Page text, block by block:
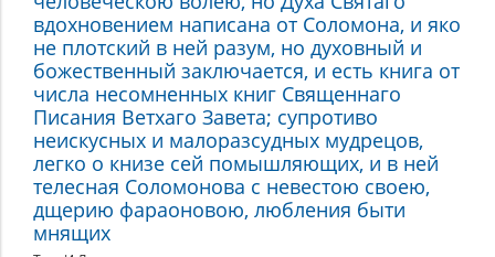
вдохновением написана от Соломона, и яко
не плотский в ней разум, но духовный и
божественный заключается, и есть книга от
числа несомненных книг Священнаго
Писания Ветхаго Завета; супротиво
неискусных и малоразсудных мудрецов,
легко о книзе сей помышляющих, и в ней
телесная Соломонова с невестою своею,
дщерию фараоновою, любления быти
мнящих